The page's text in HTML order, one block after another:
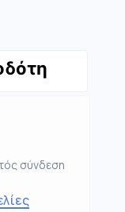
σύνδεση